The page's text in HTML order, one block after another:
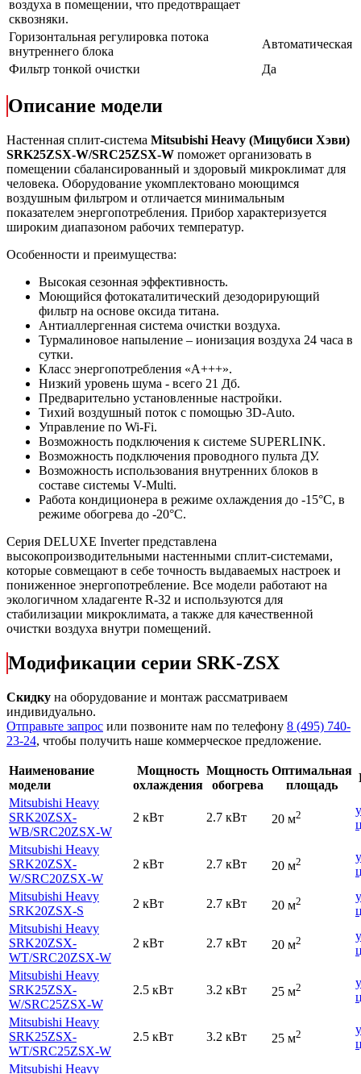
воздуха в помещении, что предотвращает
сквозняки.
Горизонтальная регулировка потока
внутреннего блока
Автоматическая
Фильтр тонкой очистки
Да
Описание модели
Настенная сплит-система Mitsubishi Heavy (Мицубиси Хэви)
SRK25ZSX-W/SRC25ZSX-W поможет организовать в
помещении сбалансированный и здоровый микроклимат для
человека. Оборудование укомплектовано моющимся
воздушным фильтром и отличается минимальным
показателем энергопотребления. Прибор характеризуется
широким диапазоном рабочих температур.
Особенности и преимущества:
Высокая сезонная эффективность.
Моющийся фотокаталитический дезодорирующий
фильтр на основе оксида титана.
Антиаллергенная система очистки воздуха.
Турмалиновое напыление – ионизация воздуха 24 часа в
сутки.
Класс энергопотребления «А+++».
Низкий уровень шума - всего 21 Дб.
Предварительно установленные настройки.
Тихий воздушный поток с помощью 3D-Auto.
Управление по Wi-Fi.
Возможность подключения к системе SUPERLINK.
Возможность подключения проводного пульта ДУ.
Возможность использования внутренних блоков в
составе системы V-Multi.
Работа кондиционера в режиме охлаждения до -15°С, в
режиме обогрева до -20°С.
Серия DELUXE Inverter представлена
высокопроизводительными настенными сплит-системами,
которые совмещают в себе точность выдаваемых настроек и
пониженное энергопотребление. Все модели работают на
экологичном хладагенте R-32 и используются для
стабилизации микроклимата, а также для качественной
очистки воздуха внутри помещений.
Модификации серии SRK-ZSX
Скидку на оборудование и монтаж рассматриваем
индивидуально.
Отправьте запрос или позвоните нам по телефону 8 (495) 740-
23-24, чтобы получить наше коммерческое предложение.
Наименование
модели
Мощность
охлаждения
Мощность
обогрева
Оптимальная
площадь
Mitsubishi Heavy
SRK20ZSX-
WB/SRC20ZSX-W
2 кВт 2.7 кВт 20 м2
Mitsubishi Heavy
SRK20ZSX-
W/SRC20ZSX-W
2 кВт 2.7 кВт 20 м2
Mitsubishi Heavy
SRK20ZSX-S
2 кВт 2.7 кВт 20 м2
Mitsubishi Heavy
SRK20ZSX-
WT/SRC20ZSX-W
2 кВт 2.7 кВт 20 м2
Mitsubishi Heavy
SRK25ZSX-
W/SRС25ZSX-W
2.5 кВт 3.2 кВт 25 м2
Mitsubishi Heavy
SRK25ZSX-
WT/SRC25ZSX-W
2.5 кВт 3.2 кВт 25 м2
Mitsubishi Heavy